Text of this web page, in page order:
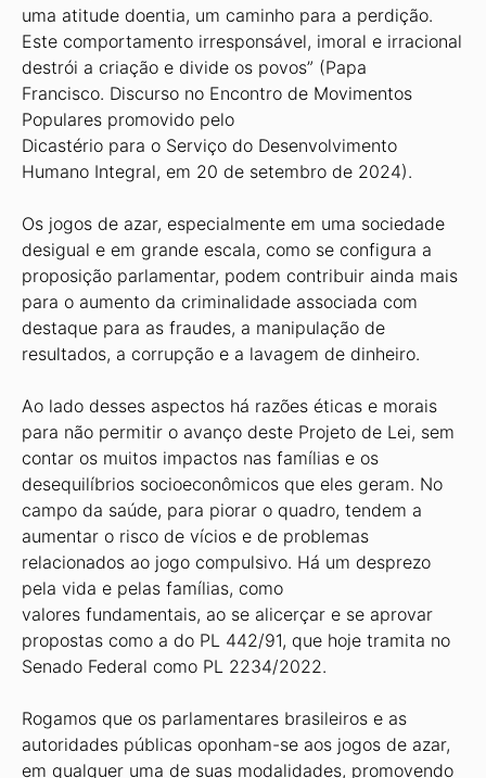
uma atitude doentia, um caminho para a perdição.
Este comportamento irresponsável, imoral e irracional
destrói a criação e divide os povos” (Papa
Francisco. Discurso no Encontro de Movimentos
Populares promovido pelo
Dicastério para o Serviço do Desenvolvimento
Humano Integral, em 20 de setembro de 2024).
Os jogos de azar, especialmente em uma sociedade
desigual e em grande escala, como se configura a
proposição parlamentar, podem contribuir ainda mais
para o aumento da criminalidade associada com
destaque para as fraudes, a manipulação de
resultados, a corrupção e a lavagem de dinheiro.
Ao lado desses aspectos há razões éticas e morais
para não permitir o avanço deste Projeto de Lei, sem
contar os muitos impactos nas famílias e os
desequilíbrios socioeconômicos que eles geram. No
campo da saúde, para piorar o quadro, tendem a
aumentar o risco de vícios e de problemas
relacionados ao jogo compulsivo. Há um desprezo
pela vida e pelas famílias, como
valores fundamentais, ao se alicerçar e se aprovar
propostas como a do PL 442/91, que hoje tramita no
Senado Federal como PL 2234/2022.
Rogamos que os parlamentares brasileiros e as
autoridades públicas oponham-se aos jogos de azar,
em qualquer uma de suas modalidades, promovendo